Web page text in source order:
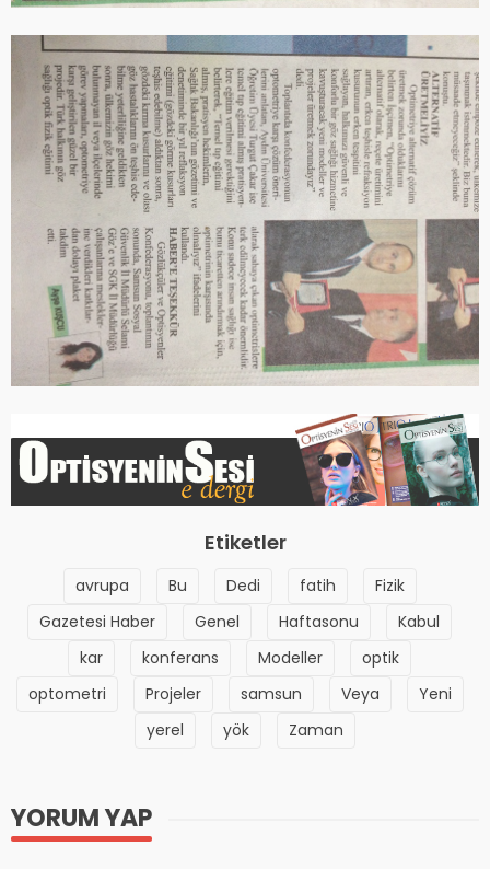
Etiketler
avrupa Bu Dedi fatih
Fizik
Gazetesi Haber
Genel Haftasonu
Kabul
kar
konferans Modeller
optik
optometri
Projeler samsun Veya
Yeni
yerel
yök Zaman
YORUM YAP